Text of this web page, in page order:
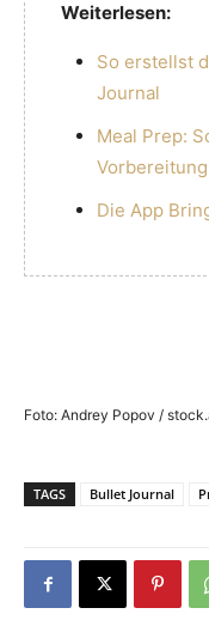
Weiterlesen:
So erstellst
Journal
Meal Prep:
Die App
Foto: Andrey Popov /
TAGS Bullet Journal